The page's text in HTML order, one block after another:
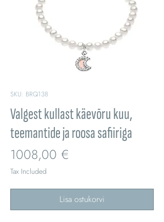
SKU: BRQ138
Valgest kullast käevõru kuu,
teemantide ja roosa safiiriga
1008,00 €
Tax Included
Lisa ostukorvi